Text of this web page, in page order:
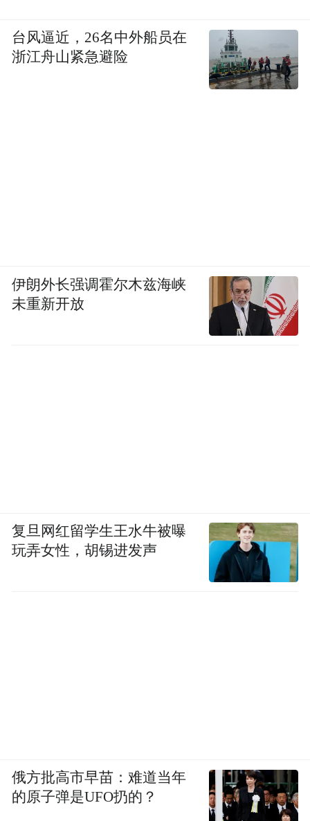
台风逼近，26名中外船员在
浙江舟山紧急避险
伊朗外长强调霍尔木兹海峡
未重新开放
复旦网红留学生王水牛被曝
玩弄女性，胡锡进发声
俄方批高市早苗：难道当年
的原子弹是UFO扔的？